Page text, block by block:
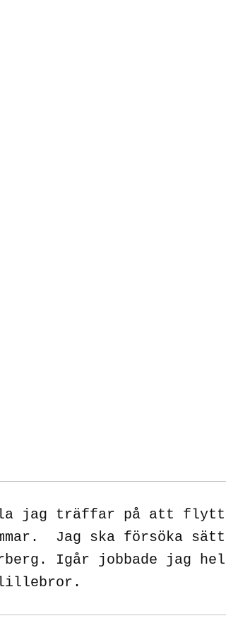
alla jag träffar på att
Jag ska försöka
Igår jobbade jag
lillebror.